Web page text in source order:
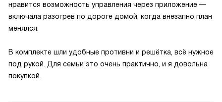
нравится возможность управления через приложение —
включала разогрев по дороге домой, когда внезапно план
менялся.
В комплекте шли удобные противни и решётка, всё нужное
под рукой. Для семьи это очень практично, и я довольна
покупкой.